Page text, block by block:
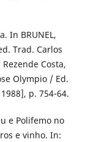
In BRUNEL,
Trad. Carlos
Costa,
Olympio / Ed.
p. 754-64.
e Polifemo no
e vinho. In: